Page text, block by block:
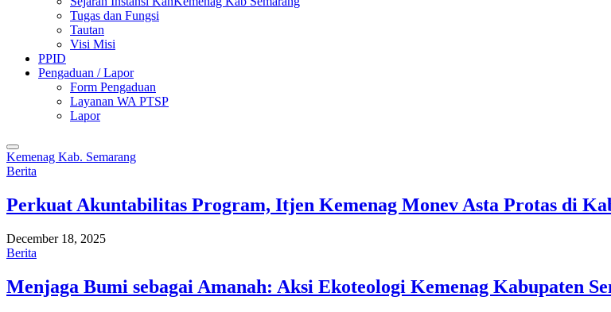
Tugas dan Fungsi
Tautan
Visi Misi
PPID
Pengaduan / Lapor
Form Pengaduan
Layanan WA PTSP
Lapor
Kemenag Kab. Semarang
Berita
Perkuat Akuntabilitas Program, Itjen Kemenag Monev Asta Protas di
December 18, 2025
Berita
Menjaga Bumi sebagai Amanah: Aksi Ekoteologi Kemenag Kabupaten